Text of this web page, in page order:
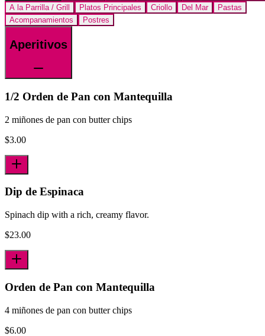
A la Parrilla / Grill
Platos Principales Criollo Del Mar
Pastas
Acompanamientos
Postres
Aperitivos
1/2 Orden de Pan con Mantequilla
2 miñones de pan con butter chips
$3.00
Dip de Espinaca
Spinach dip with a rich, creamy flavor.
$23.00
Orden de Pan con Mantequilla
4 miñones de pan con butter chips
$6.00